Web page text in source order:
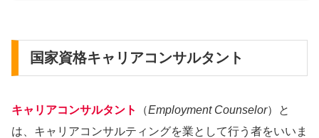
国家資格キャリアコンサルタント
キャリアコンサルタント （Employment Counselor）と
は、キャリアコンサルティングを業として行う者をいいま